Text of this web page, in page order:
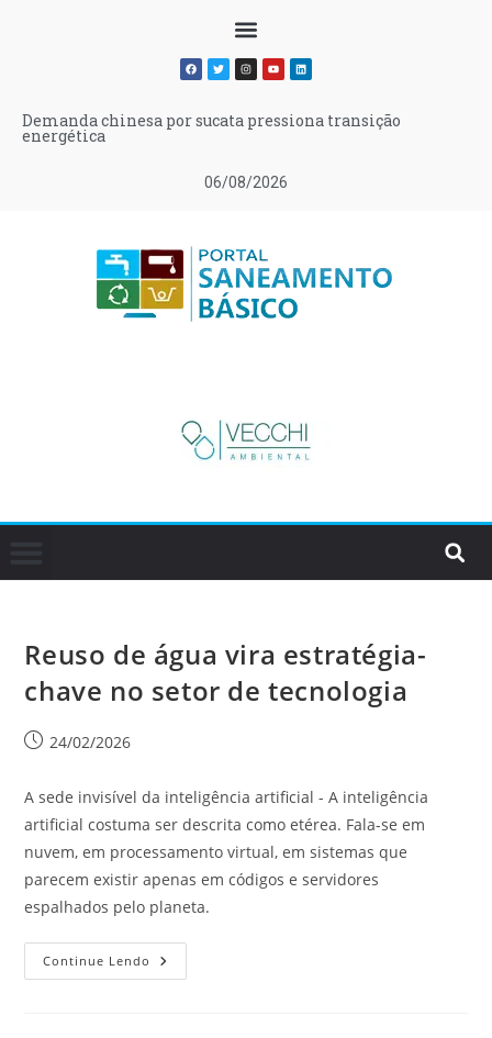
06/08/2026
Demanda chinesa por sucata pressiona transição
energética
Reuso de água vira estratégia-
chave no setor de tecnologia
24/02/2026
A sede invisível da inteligência artificial - A inteligência
artificial costuma ser descrita como etérea. Fala-se em
nuvem, em processamento virtual, em sistemas que
parecem existir apenas em códigos e servidores
espalhados pelo planeta.
Continue Lendo